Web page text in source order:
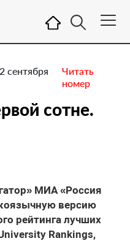
сентября
Читать
номер
сотне.
МИА «Россия
версию
рейтинга лучших
Rankings,